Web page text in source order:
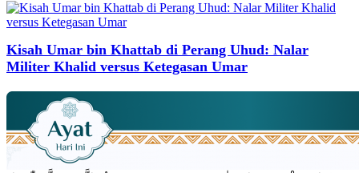
Kisah Umar bin Khattab di Perang Uhud: Nalar
Militer Khalid versus Ketegasan Umar